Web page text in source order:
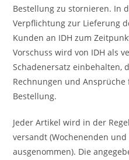
Bestellung zu stornieren. In
Verpflichtung zur Lieferung
Kunden an IDH zum
Vorschuss wird von IDH als
Schadenersatz einbehalten,
Rechnungen und
Bestellung.
Jeder Artikel wird in der
versandt (Wochenenden
ausgenommen). Die